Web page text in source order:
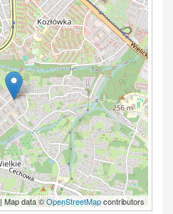
| Map data ©OpenStreetMapcontributors